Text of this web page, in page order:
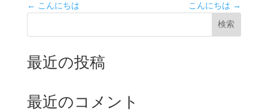
← こんにちは こんにちは →
検索
最近の投稿
最近のコメント